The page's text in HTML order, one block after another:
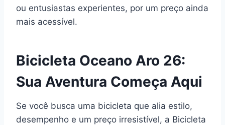
ou entusiastas experientes, por um preço ainda
mais acessível.
Bicicleta Oceano Aro 26:
Sua Aventura Começa Aqui
Se você busca uma bicicleta que alia estilo,
desempenho e um preço irresistível, a Bicicleta